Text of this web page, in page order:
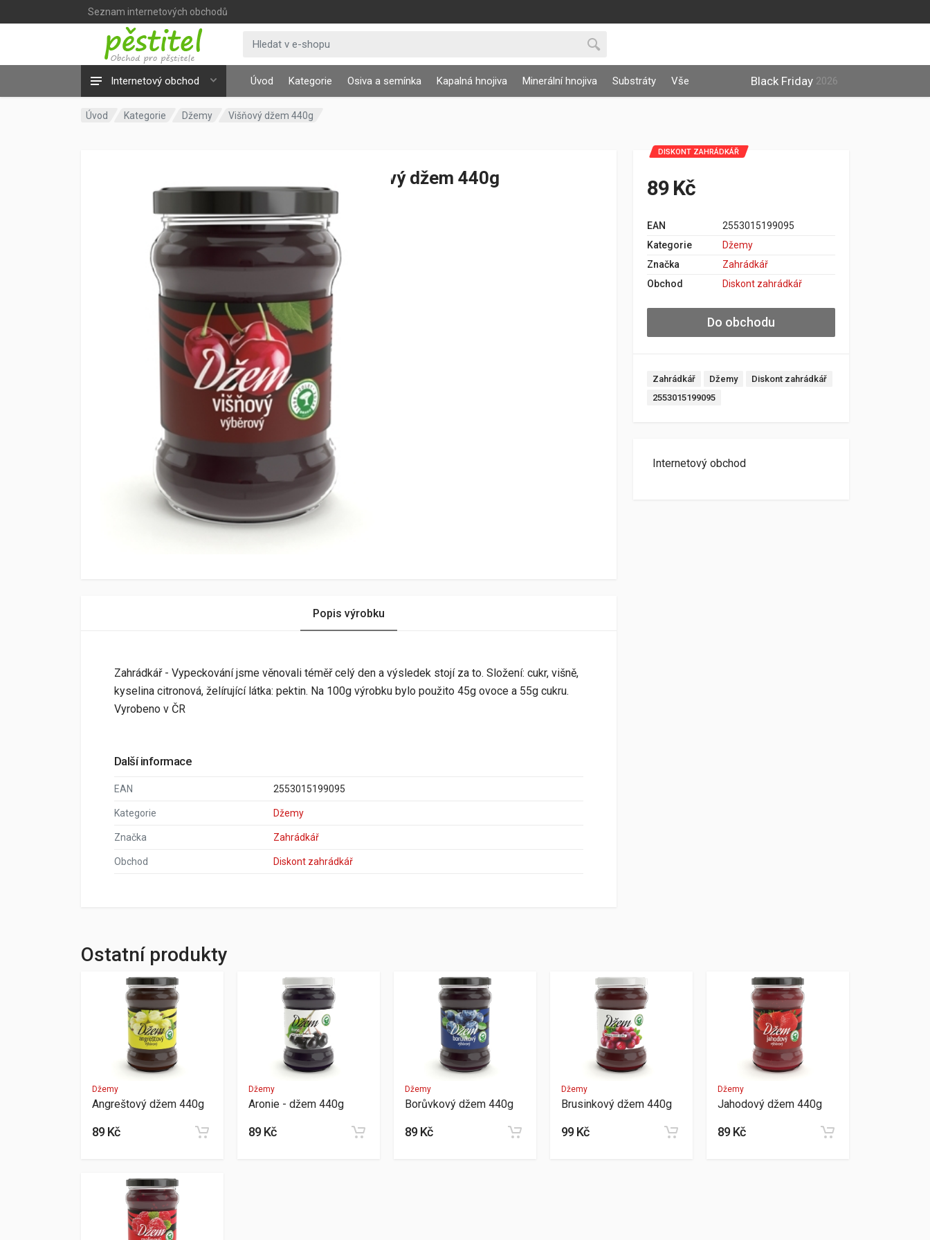
Seznam internetových obchodů
Internetový obchod Úvod Kategorie Osiva a semínka Kapalná hnojiva Minerální hnojiva Substráty Vše Black Friday 2026
Úvod Kategorie Džemy Višňový džem 440g
Višňový džem 440g
DISKONT ZAHRÁDKÁŘ
89 Kč
EAN
2553015199095
Kategorie
Džemy
Značka
Zahrádkář
Obchod
Diskont zahrádkář
Do obchodu
Zahrádkář Džemy
Diskont zahrádkář
2553015199095
Internetový obchod
Popis výrobku
Zahrádkář - Vypeckování jsme věnovali téměř celý den a výsledek stojí za to. Složení: cukr, višně,
kyselina citronová, želírující látka: pektin. Na 100g výrobku bylo použito 45g ovoce a 55g cukru.
Vyrobeno v ČR
Další informace
EAN 2553015199095
Kategorie Džemy
Značka Zahrádkář
Obchod Diskont zahrádkář
Ostatní produkty
Džemy
Angreštový džem 440g
89 Kč
Džemy
Aronie - džem 440g
89 Kč
Džemy
Borůvkový džem 440g
89 Kč
Džemy
Brusinkový džem 440g
99 Kč
Džemy
Jahodový džem 440g
89 Kč